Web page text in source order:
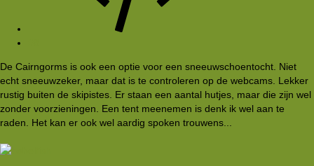
De Cairngorms is ook een optie voor een sneeuwschoentocht. Niet
echt sneeuwzeker, maar dat is te controleren op de webcams. Lekker
rustig buiten de skipistes. Er staan een aantal hutjes, maar die zijn wel
zonder voorzieningen. Een tent meenemen is denk ik wel aan te
raden. Het kan er ook wel aardig spoken trouwens...